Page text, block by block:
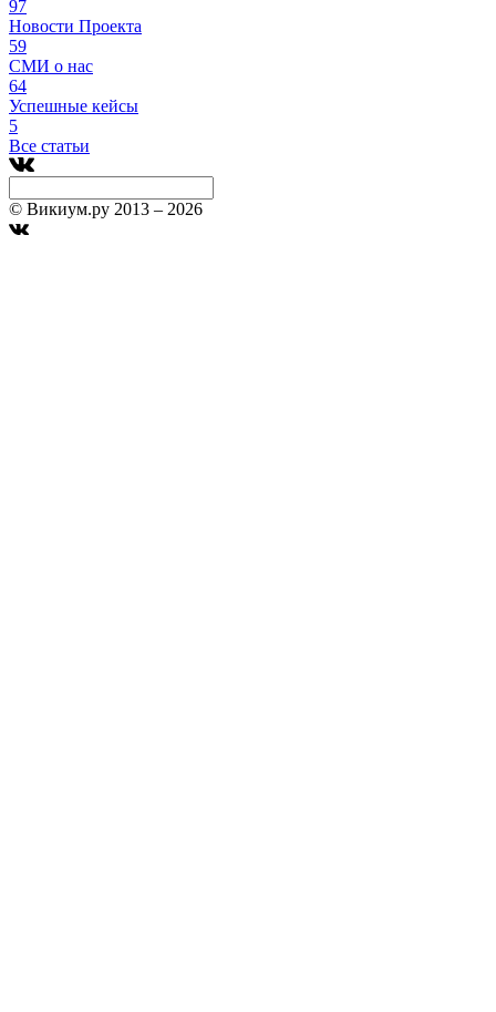
97
Новости Проекта
59
СМИ о нас
64
Успешные кейсы
5
Все статьи
© Викиум.ру 2013 – 2026